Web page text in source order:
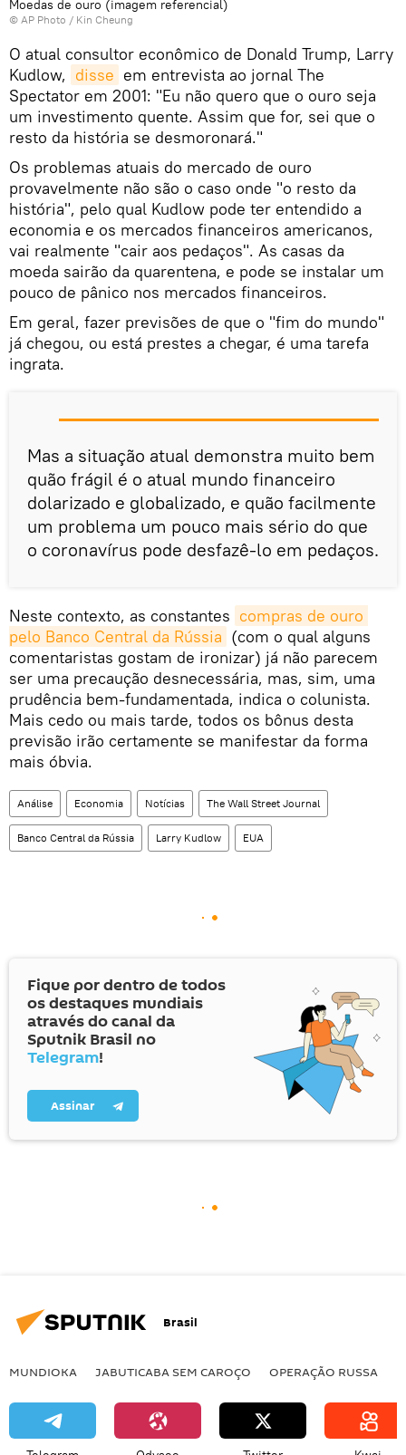
Moedas de ouro (imagem referencial)
© AP Photo / Kin Cheung
O atual consultor econômico de Donald Trump, Larry
Kudlow, disse em entrevista ao jornal The
Spectator em 2001: "Eu não quero que o ouro seja
um investimento quente. Assim que for, sei que o
resto da história se desmoronará."
Os problemas atuais do mercado de ouro
provavelmente não são o caso onde "o resto da
história", pelo qual Kudlow pode ter entendido a
economia e os mercados financeiros americanos,
vai realmente "cair aos pedaços". As casas da
moeda sairão da quarentena, e pode se instalar um
pouco de pânico nos mercados financeiros.
Em geral, fazer previsões de que o "fim do mundo"
já chegou, ou está prestes a chegar, é uma tarefa
ingrata.
Mas a situação atual demonstra muito bem
quão frágil é o atual mundo financeiro
dolarizado e globalizado, e quão facilmente
um problema um pouco mais sério do que
o coronavírus pode desfazê-lo em pedaços.
Neste contexto, as constantes compras de ouro
pelo Banco Central da Rússia (com o qual alguns
comentaristas gostam de ironizar) já não parecem
ser uma precaução desnecessária, mas, sim, uma
prudência bem-fundamentada, indica o colunista.
Mais cedo ou mais tarde, todos os bônus desta
previsão irão certamente se manifestar da forma
mais óbvia.
Análise Economia Notícias The Wall Street Journal
Banco Central da Rússia Larry Kudlow EUA
Fique por dentro de todos
os destaques mundiais
através do canal da
Sputnik Brasil no
Telegram!
Assinar
Brasil
MUNDIOKA JABUTICABA SEM CAROÇO OPERAÇÃO RUSSA